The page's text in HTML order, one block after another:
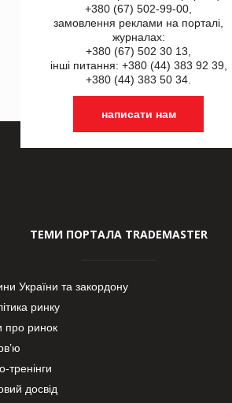
+380 (67) 502-99-00,
замовлення реклами на порталі,
журналах:
+380 (67) 502 30 13,
інші питання: +380 (44) 383 92 39,
+380 (44) 383 50 34.
написати нам
ТЕМИ ПОРТАЛА TRADEMASTER
України та закордону
ринку
про ринок
тренінги
досвід